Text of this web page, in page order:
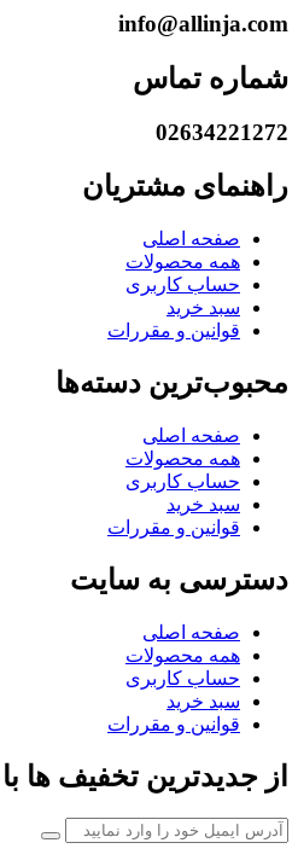
info@allinja.com
شماره تماس
02634221272
راهنمای مشتریان
صفحه اصلی
همه محصولات
حساب کاربری
سبد خرید
قوانین و مقررات
محبوب‌ترین دسته‌ها
صفحه اصلی
همه محصولات
حساب کاربری
سبد خرید
قوانین و مقررات
دسترسی به سایت
صفحه اصلی
همه محصولات
حساب کاربری
سبد خرید
قوانین و مقررات
از جدیدترین تخفیف ها